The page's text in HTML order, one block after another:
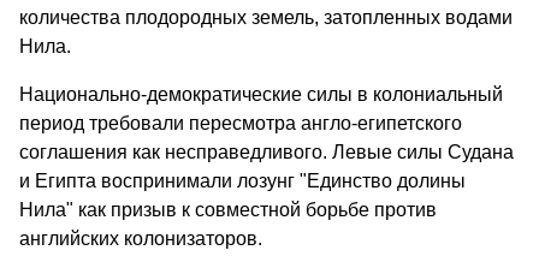
количества плодородных земель, затопленных водами
Нила.
Национально-демократические силы в колониальный
период требовали пересмотра англо-египетского
соглашения как несправедливого. Левые силы Судана
и Египта воспринимали лозунг "Единство долины
Нила" как призыв к совместной борьбе против
английских колонизаторов.